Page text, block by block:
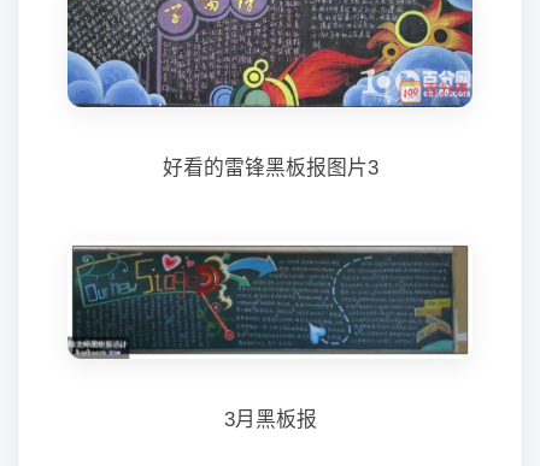
好看的雷锋黑板报图片3
3月黑板报